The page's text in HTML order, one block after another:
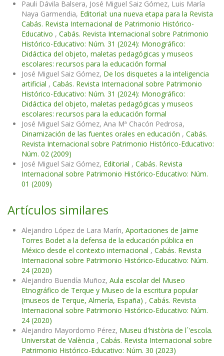
Pauli Dávila Balsera, José Miguel Saiz Gómez, Luis María
Naya Garmendia, Editorial: una nueva etapa para la Revista
Cabás. Revista Internacional de Patrimonio Histórico-
Educativo , Cabás. Revista Internacional sobre Patrimonio
Histórico-Educativo: Núm. 31 (2024): Monográfico:
Didáctica del objeto, maletas pedagógicas y museos
escolares: recursos para la educación formal
José Miguel Saiz Gómez, De los disquetes a la inteligencia
artificial , Cabás. Revista Internacional sobre Patrimonio
Histórico-Educativo: Núm. 31 (2024): Monográfico:
Didáctica del objeto, maletas pedagógicas y museos
escolares: recursos para la educación formal
José Miguel Saiz Gómez, Ana Mª Chacón Pedrosa,
Dinamización de las fuentes orales en educación , Cabás.
Revista Internacional sobre Patrimonio Histórico-Educativo:
Núm. 02 (2009)
José Miguel Saiz Gómez, Editorial , Cabás. Revista
Internacional sobre Patrimonio Histórico-Educativo: Núm.
01 (2009)
Artículos similares
Alejandro López de Lara Marín, Aportaciones de Jaime
Torres Bodet a la defensa de la educación pública en
México desde el contexto internacional , Cabás. Revista
Internacional sobre Patrimonio Histórico-Educativo: Núm.
24 (2020)
Alejandro Buendía Muñoz, Aula escolar del Museo
Etnográfico de Terque y Museo de la escritura popular
(museos de Terque, Almería, España) , Cabás. Revista
Internacional sobre Patrimonio Histórico-Educativo: Núm.
24 (2020)
Alejandro Mayordomo Pérez, Museu d'història de l´'escola.
Universitat de València , Cabás. Revista Internacional sobre
Patrimonio Histórico-Educativo: Núm. 30 (2023)